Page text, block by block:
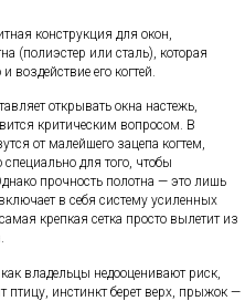
конструкция для окон,
(полиэстер или сталь), которая
его когтей.
открывать окна настежь,
критическим вопросом. В
от малейшего зацепа когтем,
специально для того, чтобы
прочность полотна — это лишь
в себя систему усиленных
крепкая сетка просто вылетит из
владельцы недооценивают риск,
птицу, инстинкт берет верх, прыжок —